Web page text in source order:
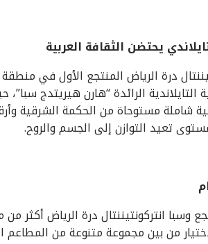
يحتضن الثقافة العربية
درة الرياض المنتجع الأول في
التايلاندية الرائدة “هارن هيريتدج
شاملة مستوحاة من الحكمة الشرقية
تعيد التوازن إلى الجسم والروح.
وسبا انتركونتيننتال درة الرياض أكثر
من بين مجموعة متنوعة من المطاعم